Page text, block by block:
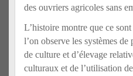
des ouvriers agricoles sans
L’histoire montre que ce
l’on observe les systèmes
de culture et d’élevage
culturaux et de l’utilisation